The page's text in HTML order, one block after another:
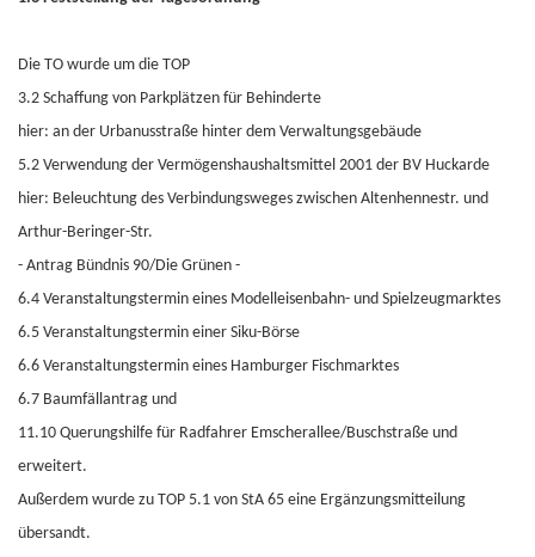
Die TO wurde um die TOP
3.2 Schaffung von Parkplätzen für Behinderte
hier: an der Urbanusstraße hinter dem Verwaltungsgebäude
5.2 Verwendung der Vermögenshaushaltsmittel 2001 der BV Huckarde
hier: Beleuchtung des Verbindungsweges zwischen Altenhennestr. und
Arthur-Beringer-Str.
- Antrag Bündnis 90/Die Grünen -
6.4 Veranstaltungstermin eines Modelleisenbahn- und Spielzeugmarktes
6.5 Veranstaltungstermin einer Siku-Börse
6.6 Veranstaltungstermin eines Hamburger Fischmarktes
6.7 Baumfällantrag und
11.10 Querungshilfe für Radfahrer Emscherallee/Buschstraße und
erweitert.
Außerdem wurde zu TOP 5.1 von StA 65 eine Ergänzungsmitteilung
übersandt.